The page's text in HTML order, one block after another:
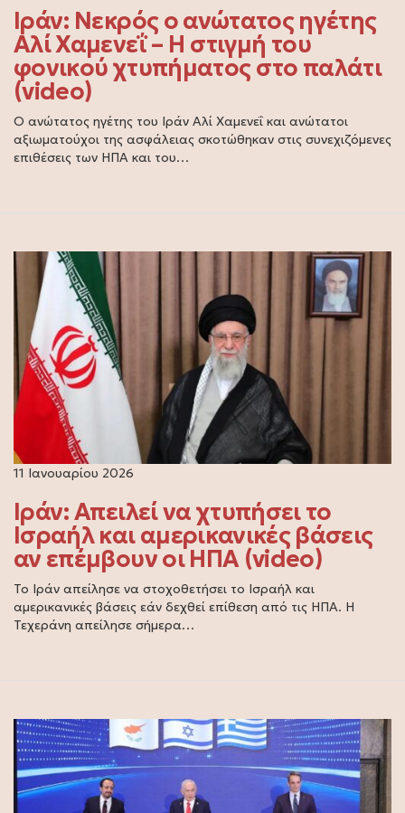
Ιράν: Νεκρός ο ανώτατος ηγέτης
Αλί Χαμενεΐ – Η στιγμή του
φονικού χτυπήματος στο παλάτι
(video)
Ο ανώτατος ηγέτης του Ιράν Αλί Χαμενεΐ και ανώτατοι
αξιωματούχοι της ασφάλειας σκοτώθηκαν στις συνεχιζόμενες
επιθέσεις των ΗΠΑ και του…
11 Ιανουαρίου 2026
Ιράν: Απειλεί να χτυπήσει το
Ισραήλ και αμερικανικές βάσεις
αν επέμβουν οι ΗΠΑ (video)
Το Ιράν απείλησε να στοχοθετήσει το Ισραήλ και
αμερικανικές βάσεις εάν δεχθεί επίθεση από τις ΗΠΑ. Η
Τεχεράνη απείλησε σήμερα…